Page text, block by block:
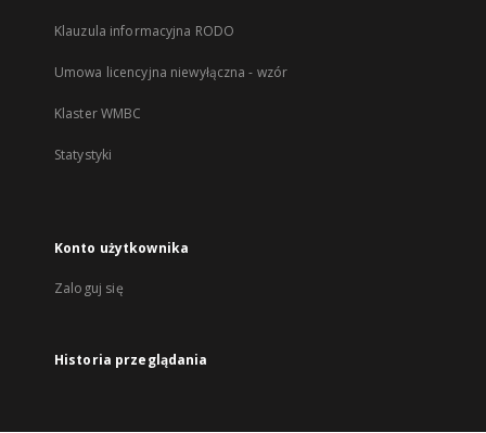
Klauzula informacyjna RODO
Umowa licencyjna niewyłączna - wzór
Klaster WMBC
Statystyki
Konto użytkownika
Zaloguj się
Historia przeglądania